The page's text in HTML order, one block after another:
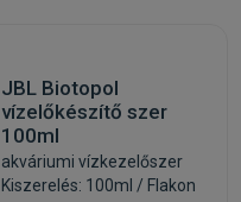
JBL Biotopol
vízelőkészítő szer
100ml
akváriumi vízkezelőszer
Kiszerelés: 100ml / Flakon